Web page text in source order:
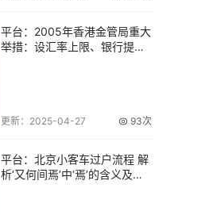
平台：2005年香港金管局重大
举措：设汇率上限、银行提利
更新：2025-04-27 93次
平台：北京小客车过户流程 解
析‘又何间焉’中‘焉’的含义及出